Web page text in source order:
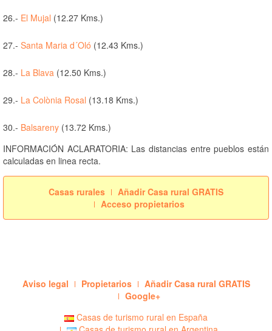
26.- El Mujal (12.27 Kms.)
27.- Santa Maria d´Oló (12.43 Kms.)
28.- La Blava (12.50 Kms.)
29.- La Colònia Rosal (13.18 Kms.)
30.- Balsareny (13.72 Kms.)
INFORMACIÓN ACLARATORIA: Las distancias entre pueblos están
calculadas en linea recta.
Casas rurales
Añadir Casa rural GRATIS
Acceso propietarios
Aviso legal Propietarios
Añadir Casa rural GRATIS
Google+
Casas de turismo rural en España